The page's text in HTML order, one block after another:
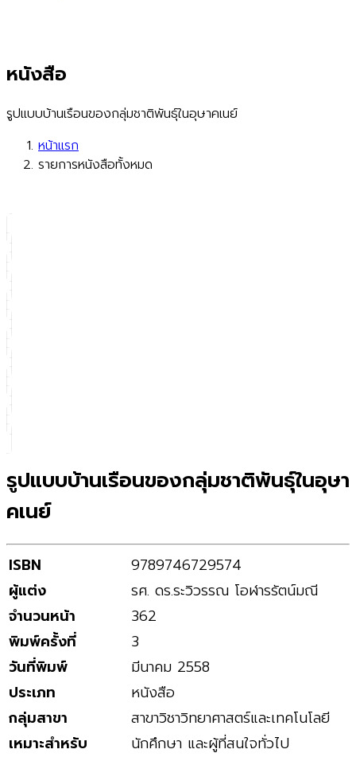
หนังสือ
รูปแบบบ้านเรือนของกลุ่มชาติพันธุ์ในอุษาคเนย์
หน้าแรก
รายการหนังสือทั้งหมด
รูปแบบบ้านเรือนของกลุ่มชาติพันธุ์ในอุษา
คเนย์
ISBN
9789746729574
ผู้แต่ง
รศ. ดร.ระวิวรรณ โอฬารรัตน์มณี
จำนวนหน้า
362
พิมพ์ครั้งที่
3
วันที่พิมพ์
มีนาคม 2558
ประเภท
หนังสือ
กลุ่มสาขา
สาขาวิชาวิทยาศาสตร์และเทคโนโลยี
เหมาะสำหรับ
นักศึกษา และผู้ที่สนใจทั่วไป